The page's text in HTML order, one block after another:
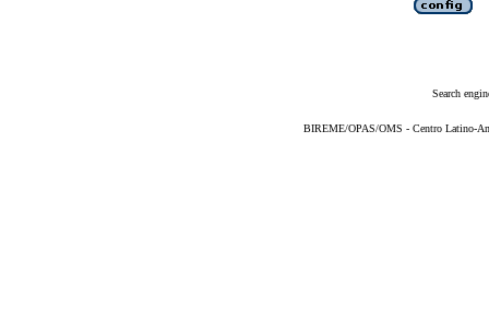
Search
BIREME/OPAS/OMS - Centro Latino-